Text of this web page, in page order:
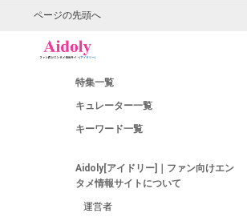
ページの先頭へ
特集一覧
キュレーター一覧
キーワード一覧
Aidoly[アイドリー]｜ファン向けエン
タメ情報サイトについて
運営者